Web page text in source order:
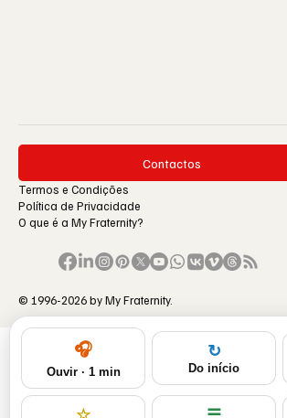
Contactos
Termos e Condições
Política de Privacidade
O que é a My Fraternity?
© 1996-2026 by My Fraternity.
🎧
Ouvir · 1 min
↻
Do início